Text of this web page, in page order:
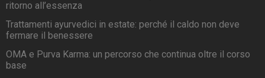
ritorno all’essenza
Trattamenti ayurvedici in estate: perché il caldo non deve
fermare il benessere
OMA e Purva Karma: un percorso che continua oltre il corso
base